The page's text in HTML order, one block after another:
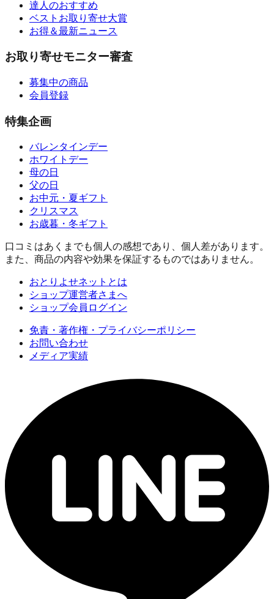
達人のおすすめ
ベストお取り寄せ大賞
お得＆最新ニュース
お取り寄せモニター審査
募集中の商品
会員登録
特集企画
バレンタインデー
ホワイトデー
母の日
父の日
お中元・夏ギフト
クリスマス
お歳暮・冬ギフト
口コミはあくまでも個人の感想であり、個人差があります。
また、商品の内容や効果を保証するものではありません。
おとりよせネットとは
ショップ運営者さまへ
ショップ会員ログイン
免責・著作権・プライバシーポリシー
お問い合わせ
メディア実績